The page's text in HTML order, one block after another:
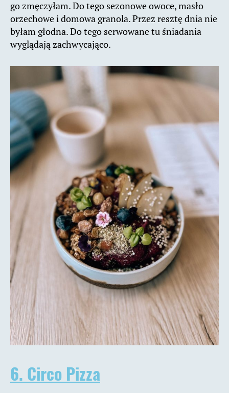
go zmęczyłam. Do tego sezonowe owoce, masło
orzechowe i domowa granola. Przez resztę dnia nie
byłam głodna. Do tego serwowane tu śniadania
wyglądają zachwycająco.
6. Circo Pizza